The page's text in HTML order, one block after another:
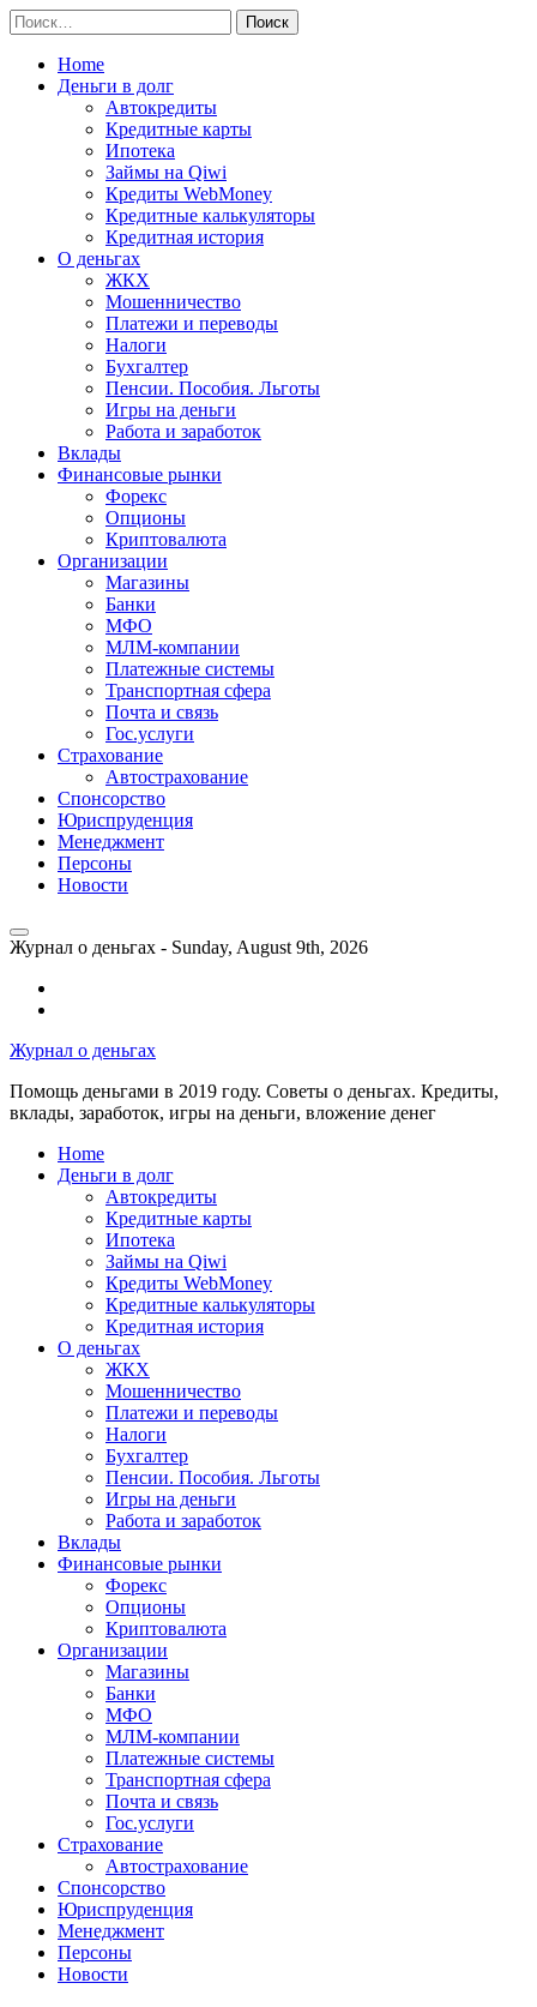
Перейти
к
содержимому
Найти:
Home
Деньги в долг
Автокредиты
Кредитные карты
Ипотека
Займы на Qiwi
Кредиты WebMoney
Кредитные калькуляторы
Кредитная история
О деньгах
ЖКХ
Мошенничество
Платежи и переводы
Налоги
Бухгалтер
Пенсии. Пособия. Льготы
Игры на деньги
Работа и заработок
Вклады
Финансовые рынки
Форекс
Опционы
Криптовалюта
Организации
Магазины
Банки
МФО
МЛМ-компании
Платежные системы
Транспортная сфера
Почта и связь
Гос.услуги
Страхование
Автострахование
Спонсорство
Юриспруденция
Менеджмент
Персоны
Новости
Журнал о деньгах - Sunday, August 9th, 2026
банка
24
для
лиц
взять
WebMoney?
Журнал о деньгах
Помощь деньгами в 2019 году. Советы о деньгах. Кредиты,
вклады, заработок, игры на деньги, вложение денег
Home
Деньги в долг
Автокредиты
Кредитные карты
Ипотека
Займы на Qiwi
Кредиты WebMoney
Кредитные калькуляторы
Кредитная история
О деньгах
ЖКХ
Мошенничество
Платежи и переводы
Налоги
Бухгалтер
Пенсии. Пособия. Льготы
Игры на деньги
Работа и заработок
Вклады
Финансовые рынки
Форекс
Опционы
Криптовалюта
Организации
Магазины
Банки
МФО
МЛМ-компании
Платежные системы
Транспортная сфера
Почта и связь
Гос.услуги
Страхование
Автострахование
Спонсорство
Юриспруденция
Менеджмент
Персоны
Новости